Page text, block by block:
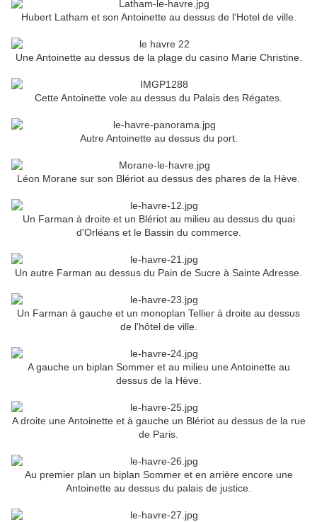
Hubert Latham et son Antoinette au dessus de l'Hotel de ville.
Une Antoinette au dessus de la plage du casino Marie Christine.
Cette Antoinette vole au dessus du Palais des Régates.
Autre Antoinette au dessus du port.
Léon Morane sur son Blériot au dessus des phares de la Hève.
Un Farman à droite et un Blériot au milieu au dessus du quai
d'Orléans et le Bassin du commerce.
Un autre Farman au dessus du Pain de Sucre à Sainte Adresse.
Un Farman à gauche et un monoplan Tellier à droite au dessus
de l'hôtel de ville.
A gauche un biplan Sommer et au milieu une Antoinette au
dessus de la Hève.
A droite une Antoinette et à gauche un Blériot au dessus de la rue
de Paris.
Au premier plan un biplan Sommer et en arrière encore une
Antoinette au dessus du palais de justice.